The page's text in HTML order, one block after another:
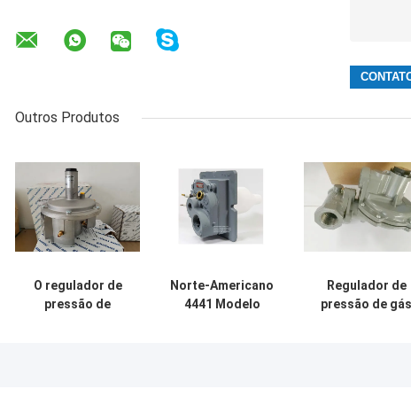
Outros Produtos
O regulador de
pressão de
Norte-Americano
4441 Modelo
Regulador de
pressão de gás